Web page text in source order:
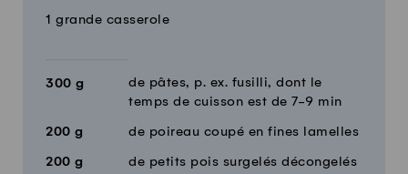
Quantité Ingrédients
1 grande casserole
300 g
de pâtes, p. ex. fusilli, dont le
temps de cuisson est de 7-9 min
200 g de poireau coupé en fines lamelles
200 g de petits pois surgelés décongelés